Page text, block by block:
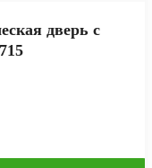
дверь с